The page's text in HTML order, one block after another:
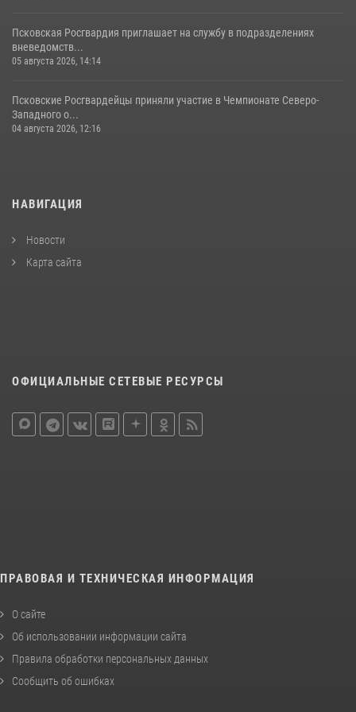
Псковская Росгвардия приглашает на службу в подразделениях
вневедомств...
05 августа 2026, 14:14
Псковские Росгвардейцы приняли участие в Чемпионате Северо-
Западного о...
04 августа 2026, 12:16
НАВИГАЦИЯ
Новости
Карта сайта
ОФИЦИАЛЬНЫЕ СЕТЕВЫЕ РЕСУРСЫ
ПРАВОВАЯ И ТЕХНИЧЕСКАЯ ИНФОРМАЦИЯ
О сайте
Об использовании информации сайта
Правила обработки персональных данных
Сообщить об ошибках